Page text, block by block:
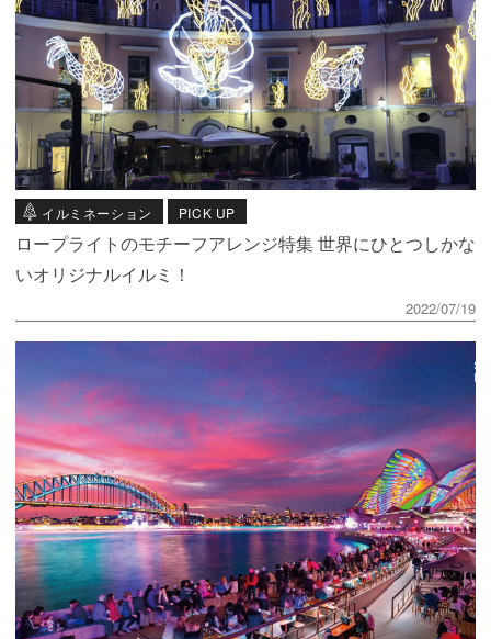
イルミネーション PICK UP
ロープライトのモチーフアレンジ特集 世界にひとつしかな
いオリジナルイルミ！
2022/07/19